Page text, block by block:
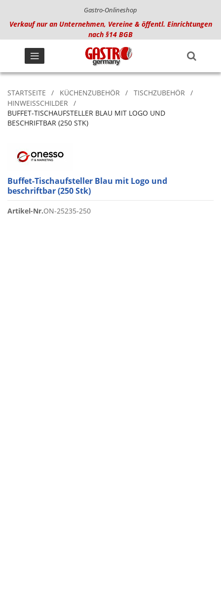
Gastro-Onlineshop
Verkauf nur an Unternehmen, Vereine & öffentl. Einrichtungen
nach §14 BGB
STARTSEITE KÜCHENZUBEHÖR
TISCHZUBEHÖR
HINWEISSCHILDER
BUFFET-TISCHAUFSTELLER BLAU MIT LOGO UND
BESCHRIFTBAR (250 STK)
Buffet-Tischaufsteller Blau mit Logo und
beschriftbar (250 Stk)
Artikel-Nr.ON-25235-250